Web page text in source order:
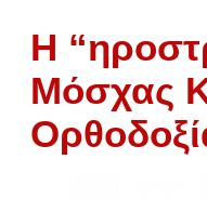
Η
Μόσχας